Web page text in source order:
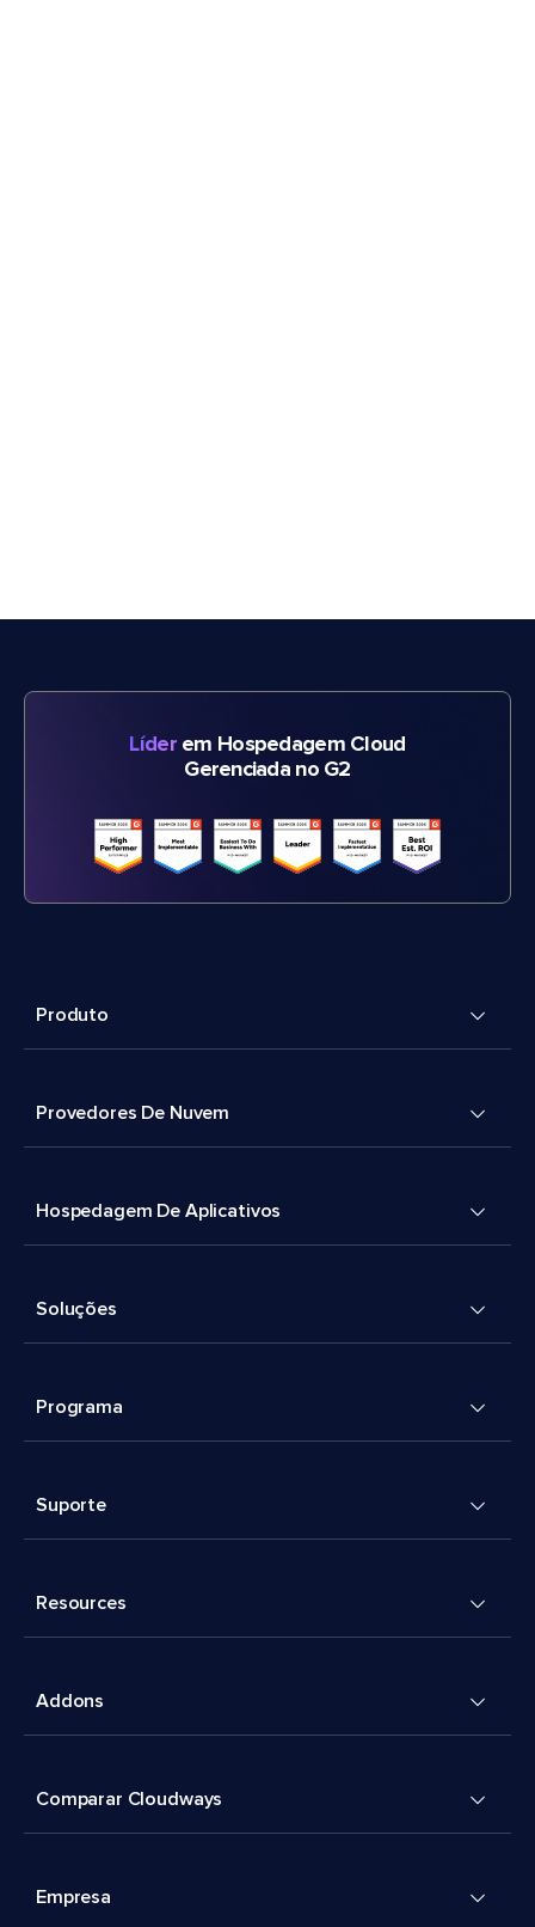
Líderem Hospedagem Cloud
Gerenciada no G2
Produto
Provedores De Nuvem
Hospedagem De Aplicativos
Soluções
Programa
Suporte
Resources
Addons
Comparar Cloudways
Empresa